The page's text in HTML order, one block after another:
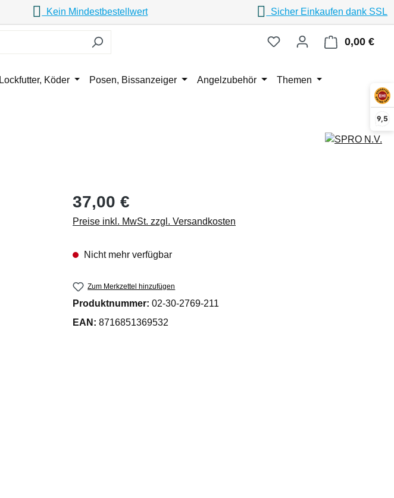
9,5
Kein Mindestbestellwert Sicher Einkaufen dank SSL
0,00 €
Lockfutter, Köder Posen, Bissanzeiger Angelzubehör Themen
Regulärer Preis:
37,00 €
Preise inkl. MwSt. zzgl. Versandkosten
Nicht mehr verfügbar
Zum Merkzettel hinzufügen
Produktnummer: 02-30-2769-211
EAN: 8716851369532